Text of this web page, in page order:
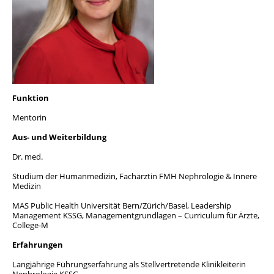
Team
Geschichte
Funktion
Mentorin
Aus- und Weiterbildung
Dr. med.
Studium der Humanmedizin, Fachärztin FMH Nephrologie & Innere
Medizin
MAS Public Health Universität Bern/Zürich/Basel, Leadership
Management KSSG, Managementgrundlagen – Curriculum für Ärzte,
College-M
Erfahrungen
Langjährige Führungserfahrung als Stellvertretende Klinikleiterin